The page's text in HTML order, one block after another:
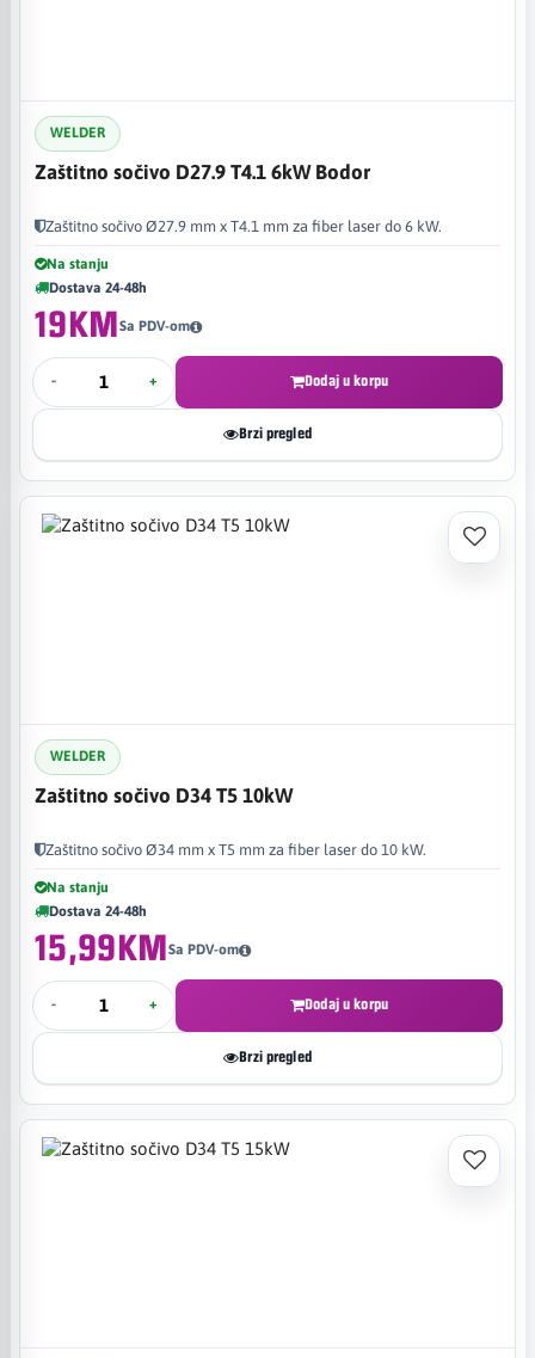
WELDER
Zaštitno sočivo D27.9 T4.1 6kW Bodor
Zaštitno sočivo Ø27.9 mm x T4.1 mm za fiber laser do 6 kW.
Na stanju
Dostava 24-48h
19KMSa PDV-om
- + Dodaj u korpu
Brzi pregled
WELDER
Zaštitno sočivo D34 T5 10kW
Zaštitno sočivo Ø34 mm x T5 mm za fiber laser do 10 kW.
Na stanju
Dostava 24-48h
15,99KMSa PDV-om
- + Dodaj u korpu
Brzi pregled